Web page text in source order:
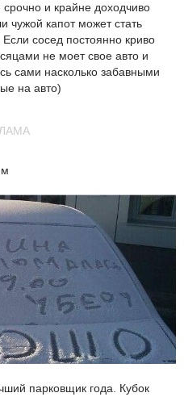
и крайне доходчиво
чужой капот может стать
сосед постоянно криво
не моет свое авто и
сами насколько забавными
на авто)
парковщик года. Кубок